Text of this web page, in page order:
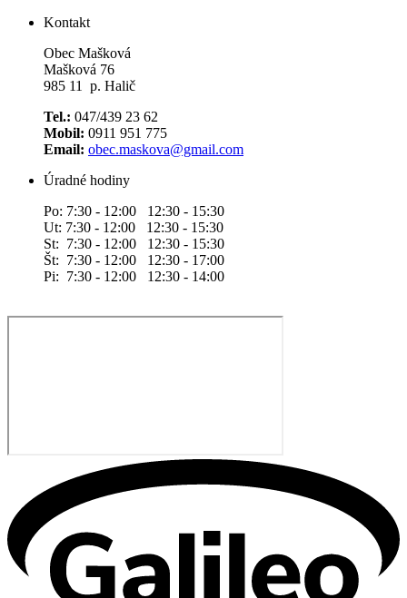
Kontakt
Obec Mašková
Mašková 76
985 11 p. Halič
Tel.: 047/439 23 62
Mobil: 0911 951 775
Email: obec.maskova@gmail.com
Úradné hodiny
Po: 7:30 - 12:00 12:30 - 15:30
Ut: 7:30 - 12:00 12:30 - 15:30
St: 7:30 - 12:00 12:30 - 15:30
Št: 7:30 - 12:00 12:30 - 17:00
Pi: 7:30 - 12:00 12:30 - 14:00